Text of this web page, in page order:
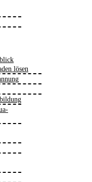
lösen